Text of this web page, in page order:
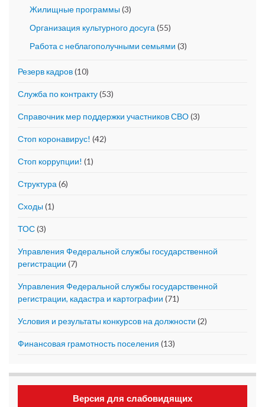
Жилищные программы(3)
Организация культурного досуга (55)
Работа с неблагополучными семьями (3)
Резерв кадров(10)
Служба по контракту(53)
Справочник мер поддержки участников СВО(3)
Стоп коронавирус! (42)
Стоп коррупции! (1)
Структура (6)
Сходы(1)
ТОС(3)
Управления Федеральной службы государственной
регистрации (7)
Управления Федеральной службы государственной
регистрации, кадастра и картографии (71)
Условия и результаты конкурсов на должности (2)
Финансовая грамотность поселения (13)
Версия для слабовидящих